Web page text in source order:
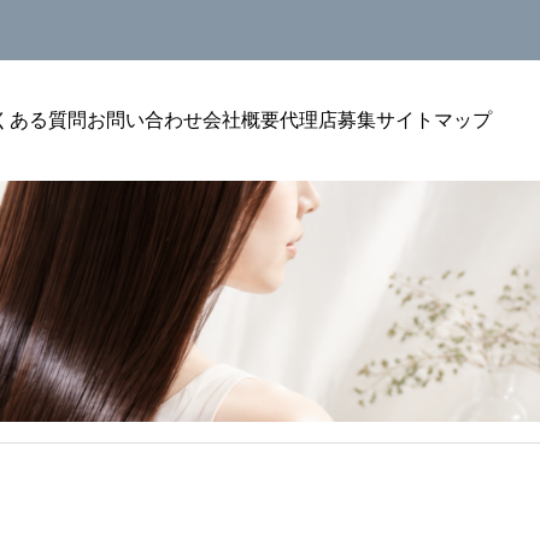
ある質問お問い合わせ会社概要代理店募集サイトマップ
ンセリン
美容室単価アップ
美容室のトリートメントをリピートにつなげ
美